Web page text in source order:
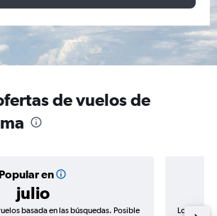
de vuelos de
Popular en
julio
basada en las búsquedas. Posible
Los